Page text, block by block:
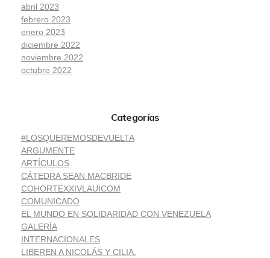
abril 2023
febrero 2023
enero 2023
diciembre 2022
noviembre 2022
octubre 2022
Categorías
#LOSQUEREMOSDEVUELTA
ARGUMENTE
ARTÍCULOS
CÁTEDRA SEAN MACBRIDE
COHORTEXXIVLAUICOM
COMUNICADO
EL MUNDO EN SOLIDARIDAD CON VENEZUELA
GALERÍA
INTERNACIONALES
LIBEREN A NICOLÁS Y CILIA.